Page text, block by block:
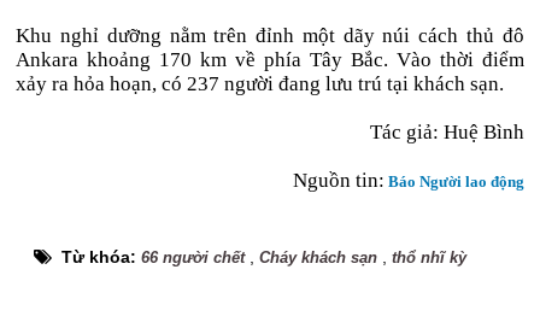
Khu nghỉ dưỡng nằm trên đỉnh một dãy núi cách thủ đô
Ankara khoảng 170 km về phía Tây Bắc. Vào thời điểm
xảy ra hỏa hoạn, có 237 người đang lưu trú tại khách sạn.
Tác giả: Huệ Bình
Nguồn tin: Báo Người lao động
Từ khóa:66 người chết,Cháy khách sạn ,thổ nhĩ kỳ